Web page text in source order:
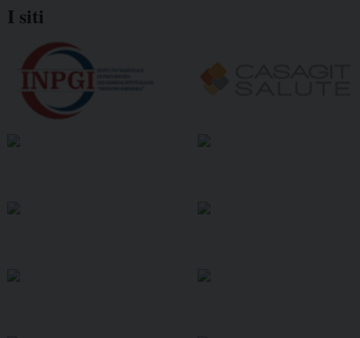
I siti